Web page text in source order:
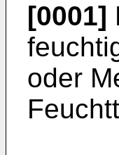
[0001]
oder